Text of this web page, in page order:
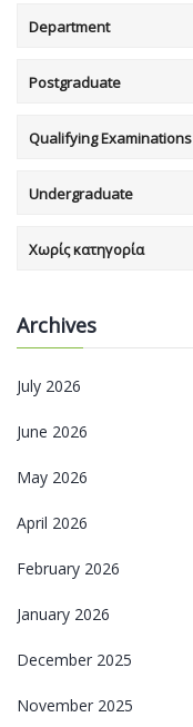
Department
Postgraduate
Qualifying Examinations
Undergraduate
Χωρίς κατηγορία
Archives
July 2026
June 2026
May 2026
April 2026
February 2026
January 2026
December 2025
November 2025